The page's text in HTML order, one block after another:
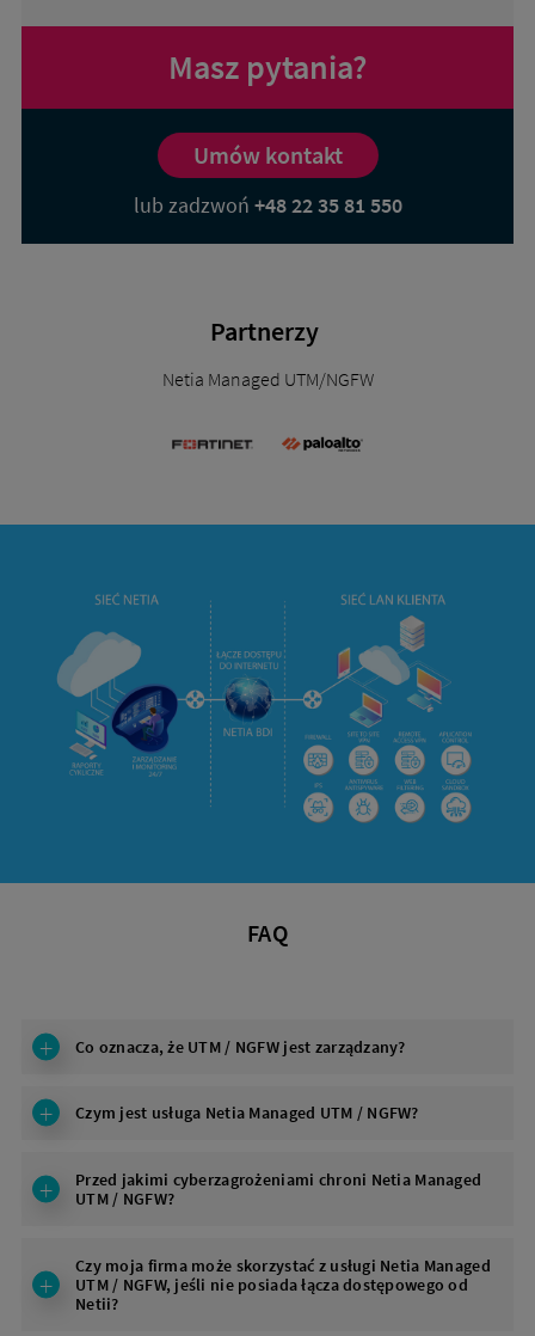
Masz pytania?
Umów kontakt
lub zadzwoń +48 22 35 81 550
Partnerzy
Netia Managed UTM/NGFW
FAQ
Co oznacza, że UTM / NGFW jest zarządzany?
Czym jest usługa Netia Managed UTM / NGFW?
Przed jakimi cyberzagrożeniami chroni Netia Managed
UTM / NGFW?
Czy moja firma może skorzystać z usługi Netia Managed
UTM / NGFW, jeśli nie posiada łącza dostępowego od
Netii?